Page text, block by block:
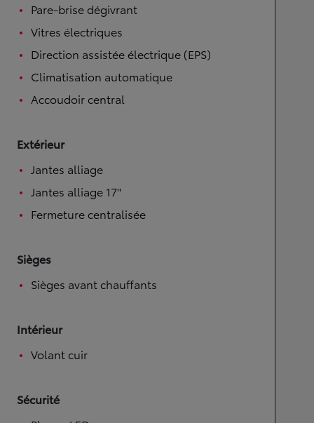
Pare-brise dégivrant
Vitres électriques
Direction assistée électrique (EPS)
Climatisation automatique
Accoudoir central
Extérieur
Jantes alliage
Jantes alliage 17''
Fermeture centralisée
Sièges
Sièges avant chauffants
Intérieur
Volant cuir
Sécurité